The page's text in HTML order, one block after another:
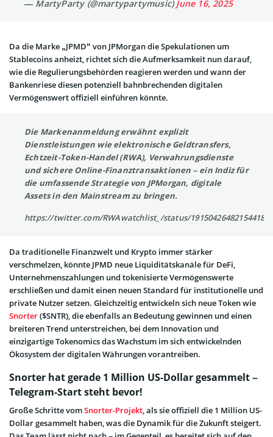
— MartyParty (@martypartymusic)June 16, 2025
Da die Marke „JPMD“ von JPMorgan die Spekulationen um
Stablecoins anheizt, richtet sich die Aufmerksamkeit nun darauf,
wie die Regulierungsbehörden reagieren werden und wann der
Bankenriese diesen potenziell bahnbrechenden digitalen
Vermögenswert offiziell einführen könnte.
Die Markenanmeldung erwähnt explizit
Dienstleistungen wie elektronische Geldtransfers,
Echtzeit-Token-Handel (RWA), Verwahrungsdienste
und sichere Online-Finanztransaktionen – ein Indiz für
die umfassende Strategie von JPMorgan, digitale
Assets in den Mainstream zu bringen.
https://twitter.com/RWAwatchlist_/status/1915042648215441864
Da traditionelle Finanzwelt und Krypto immer stärker
verschmelzen, könnte JPMD neue Liquiditätskanäle für DeFi,
Unternehmenszahlungen und tokenisierte Vermögenswerte
erschließen und damit einen neuen Standard für institutionelle und
private Nutzer setzen. Gleichzeitig entwickeln sich neue Token wie
Snorter($SNTR), die ebenfalls an Bedeutung gewinnen und einen
breiteren Trend unterstreichen, bei dem Innovation und
einzigartige Tokenomics das Wachstum im sich entwickelnden
Ökosystem der digitalen Währungen vorantreiben.
Snorter hat gerade 1 Million US-Dollar gesammelt –
Telegram-Start steht bevor!
Große Schritte vomSnorter-Projekt, als sie offiziell die 1 Million US-
Dollar gesammelt haben, was die Dynamik für die Zukunft steigert.